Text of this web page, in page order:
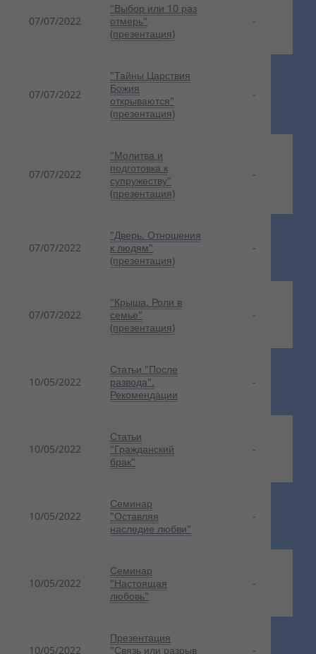
07/07/2022
"Выбор или 10 раз
отмерь"
(презентация)
-
07/07/2022
"Тайны Царствия
Божия
открываются"
(презентация)
-
07/07/2022
"Молитва и
подготовка к
супружеству"
(презентация)
-
07/07/2022
"Дверь. Отношения
к людям"
(презентация)
-
07/07/2022
"Крыша. Роли в
семье"
(презентация)
-
10/05/2022
Статьи "После
развода".
Рекомендации
-
10/05/2022
Статьи
"Гражданский
брак"
-
10/05/2022
Семинар
"Оставляя
наследие любви"
-
10/05/2022
Семинар
"Настоящая
любовь"
-
10/05/2022
Презентация
"Связь или разрыв
-